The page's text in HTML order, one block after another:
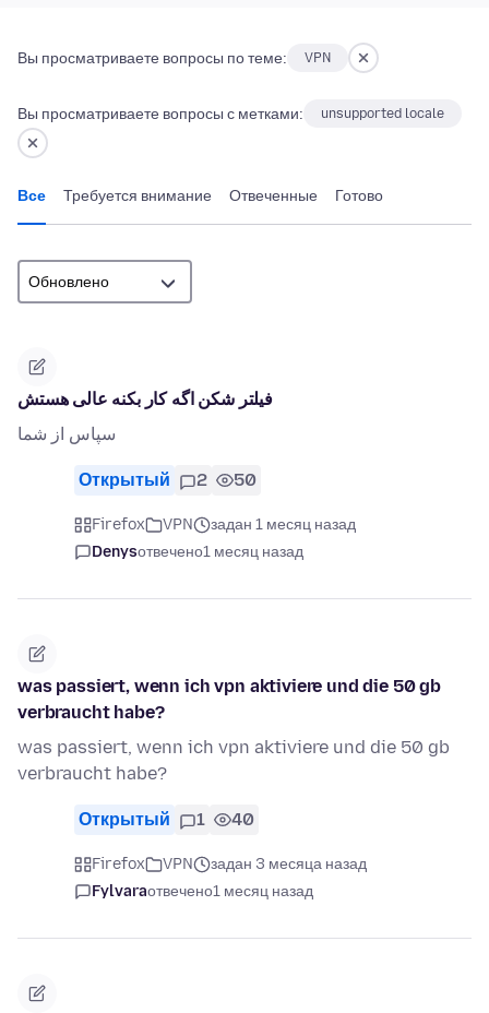
Вы просматриваете вопросы по теме: VPN
Вы просматриваете вопросы с метками: unsupported locale
Все Требуется внимание Отвеченные Готово
فیلتر شکن اگه کار بکنه عالی هستش
سپاس از شما
Открытый 2 50
Firefox VPN
задан 1 месяц назад
Denysотвечено1 месяц назад
was passiert, wenn ich vpn aktiviere und die 50 gb
verbraucht habe?
was passiert, wenn ich vpn aktiviere und die 50 gb
verbraucht habe?
Открытый 1 40
Firefox VPN
задан 3 месяца назад
Fylvaraотвечено1 месяц назад